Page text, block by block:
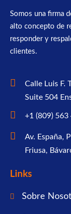
Somos una firma
alto concepto de
responder y
clientes.
Calle Luis F.
Suite 504
+1 (809) 563
Av. España,
Friusa,
Links
Sobre